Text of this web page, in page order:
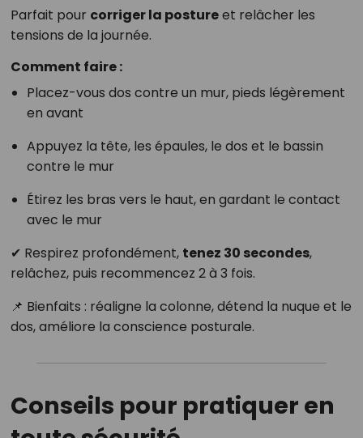
Parfait pour corriger la postureet relâcher les
tensions de la journée.
Comment faire :
Placez-vous dos contre un mur, pieds légèrement
en avant
Appuyez la tête, les épaules, le dos et le bassin
contre le mur
Étirez les bras vers le haut, en gardant le contact
avec le mur
✔ Respirez profondément, tenez 30 secondes,
relâchez, puis recommencez 2 à 3 fois.
📌 Bienfaits : réaligne la colonne, détend la nuque et le
dos, améliore la conscience posturale.
Conseils pour pratiquer en